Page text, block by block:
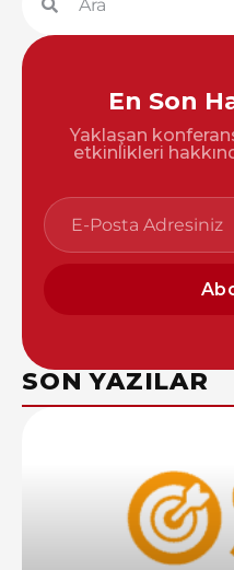
En Son
Yaklaşan
etkinlikleri
SON YAZILAR